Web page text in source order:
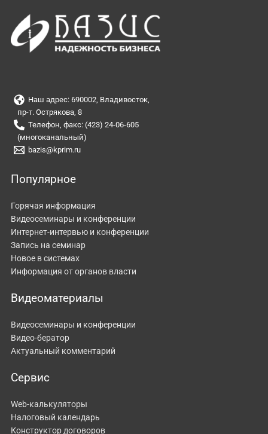
Наш адрес: 690002, Владивосток,
пр-т. Острякова, 8
Телефон, факс: (423) 24-06-605
(многоканальный)
bazis@kprim.ru
Популярное
Горячая информация
Видеосеминары и конференции
Интернет-интервью и конференции
Запись на семинар
Новое в системах
Информация от органов власти
Видеоматериалы
Видеосеминары и конференции
Видео-бератор
Актуальный комментарий
Сервис
Web-калькуляторы
Налоговый календарь
Конструктор договоров